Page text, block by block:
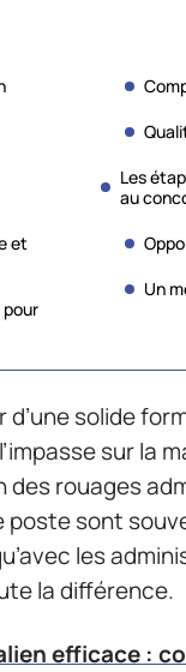
et
Les
au
Un
d’une solide
sur la
rouages
poste sont
les
la différence.
efficace :